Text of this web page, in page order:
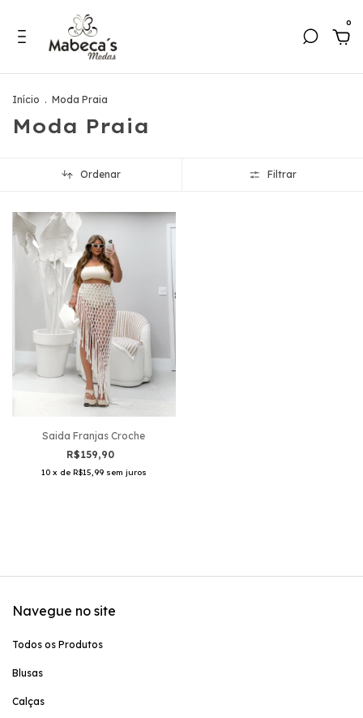
0
Início . Moda Praia
Moda Praia
Ordenar Filtrar
Saida Franjas Croche
R$159,90
10 x de R$15,99 sem juros
Navegue no site
Todos os Produtos
Blusas
Calças